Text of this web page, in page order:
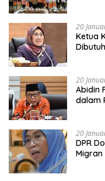
20
Ketua
20
Abidin
dalam
20
DPR
Migran